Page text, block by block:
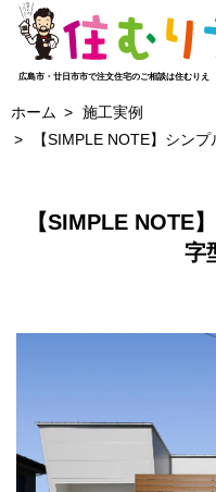
広島市・廿日市市で注文住宅のご相談は住むりえ
ホーム
施工実例
【SIMPLE NOTE】シン
【SIMPLE NOTE
字